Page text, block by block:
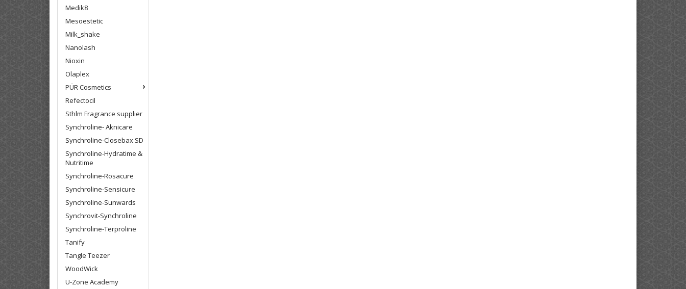
Medik8
Mesoestetic
Milk_shake
Nanolash
Nioxin
Olaplex
PÜR Cosmetics
Refectocil
Sthlm Fragrance supplier
Synchroline- Aknicare
Synchroline-Closebax SD
Synchroline-Hydratime &
Nutritime
Synchroline-Rosacure
Synchroline-Sensicure
Synchroline-Sunwards
Synchrovit-Synchroline
Synchroline-Terproline
Tanify
Tangle Teezer
WoodWick
U-Zone Academy